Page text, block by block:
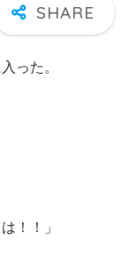
った。
！！」